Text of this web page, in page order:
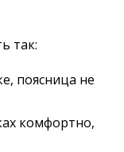
так:
поясница не
комфортно,